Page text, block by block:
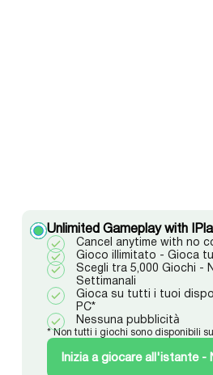
Unlimited Gameplay with
Cancel anytime with no
Gioco illimitato - Gioca
Scegli tra 5,000 Giochi -
Settimanali
Gioca su tutti i tuoi
PC*
Nessuna pubblicità
* Non tutti i giochi sono disponibili
Inizia a giocare all'istante -